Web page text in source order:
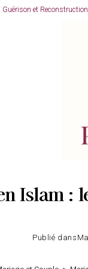
Guérison et Reconstruction
Islam :
Publié dans